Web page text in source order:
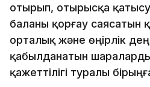
отырып, отырысқа
баланы қорғау саясатын
орталық және өңірлік
қабылданатын
қажеттілігі туралы